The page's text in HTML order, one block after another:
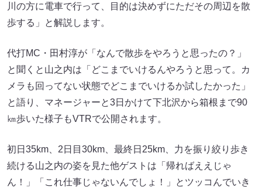
川の方に電車で行って、目的は決めずにただその周辺を散
歩する」と解説します。
代打MC・田村淳が「なんで散歩をやろうと思ったの？」
と聞くと山之内は「どこまでいけるんやろうと思って。カ
メラも回ってない状態でどこまでいけるか試したかった」
と語り、マネージャーと3日かけて下北沢から箱根まで90
㎞歩いた様子もVTRで公開されます。
初日35km、2日目30km、最終日25km、力を振り絞り歩き
続ける山之内の姿を見た他ゲストは「帰ればええじゃ
ん！」「これ仕事じゃないんでしょ！」とツッコんでいき